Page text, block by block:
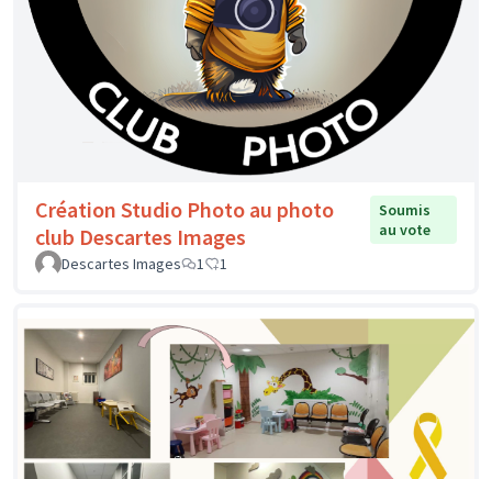
Création Studio Photo au photo
club Descartes Images
Soumis
au vote
Descartes Images
1 1